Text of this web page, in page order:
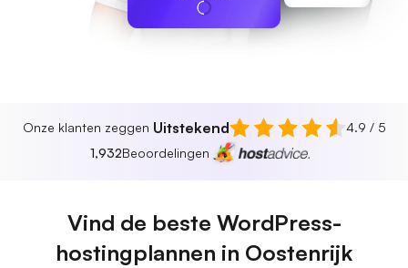
Onze klanten zeggen Uitstekend
4.9 / 5
1,932Beoordelingen
Vind de beste WordPress-
hostingplannen in Oostenrijk